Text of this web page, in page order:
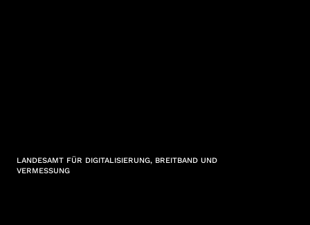
LANDESAMT FÜR DIGITALISIERUNG, BREITBAND UND
VERMESSUNG